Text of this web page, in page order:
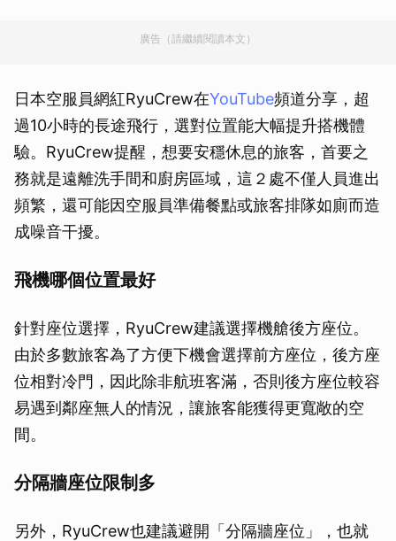
廣告（請繼續閱讀本文）
日本空服員網紅RyuCrew在YouTube頻道分享，超
過10小時的長途飛行，選對位置能大幅提升搭機體
驗。RyuCrew提醒，想要安穩休息的旅客，首要之
務就是遠離洗手間和廚房區域，這２處不僅人員進出
頻繁，還可能因空服員準備餐點或旅客排隊如廁而造
成噪音干擾。
飛機哪個位置最好
針對座位選擇，RyuCrew建議選擇機艙後方座位。
由於多數旅客為了方便下機會選擇前方座位，後方座
位相對冷門，因此除非航班客滿，否則後方座位較容
易遇到鄰座無人的情況，讓旅客能獲得更寬敞的空
間。
分隔牆座位限制多
另外，RyuCrew也建議避開「分隔牆座位」，也就